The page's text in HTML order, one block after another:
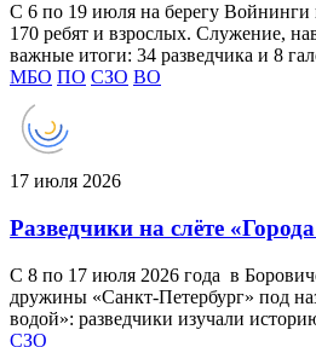
С 6 по 19 июля на берегу Войнинги
170 ребят и взрослых. Служение,
важные итоги: 34 разведчика и 8
МБО ПО СЗО ВО
17 июля 2026
Разведчики на слёте
С 8 по 17 июля 2026 года в
дружины «Санкт-Петербург» под
водой»: разведчики изучали
СЗО